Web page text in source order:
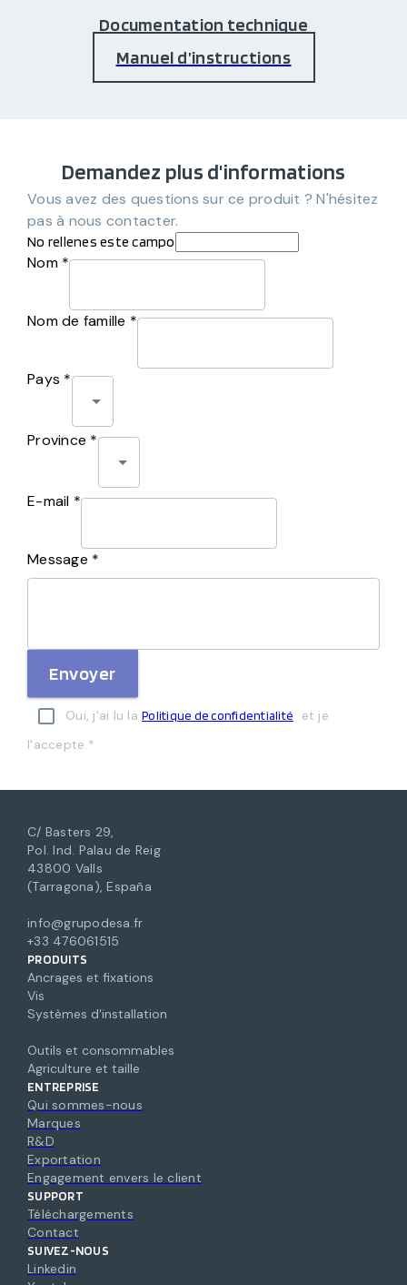
Documentation technique
Manuel d’instructions
Demandez plus d'informations
Vous avez des questions sur ce produit ? N'hésitez
pas à nous contacter.
No rellenes este campo
Nom *
Nom de famille *
Pays *
Province *
E-mail *
Message *
Envoyer
Oui, j'ai lu la Politique de confidentialité
et je
l'accepte.*
C/ Basters 29,
Pol. Ind. Palau de Reig
43800 Valls
(Tarragona), España
info@grupodesa.fr
+33 476061515
PRODUITS
Ancrages et fixations
Vis
Systèmes d'installation
Outils et consommables
Agriculture et taille
ENTREPRISE
Qui sommes-nous
Marques
R&D
Exportation
Engagement envers le client
SUPPORT
Téléchargements
Contact
SUIVEZ-NOUS
Linkedin